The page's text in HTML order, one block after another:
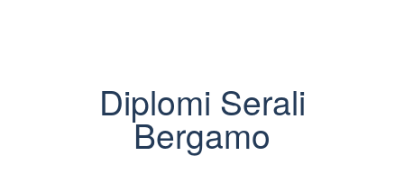
Diplomi Serali
Bergamo